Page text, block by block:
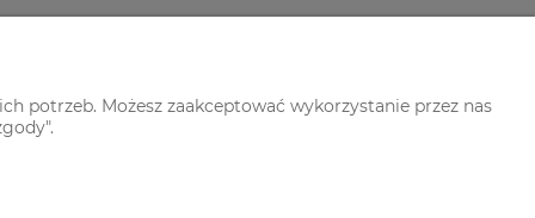
potrzeb. Możesz zaakceptować wykorzystanie przez nas